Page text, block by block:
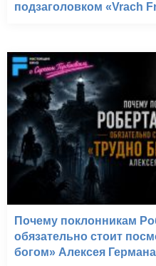
подзаголовком «Vrach
Почему поклонникам
обязательно стоит
богом» Алексея Германа